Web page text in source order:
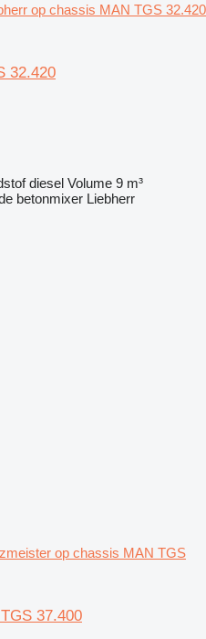
op chassis MAN TGS 32.420
32.420
diesel Volume 9 m³
betonmixer Liebherr
op chassis MAN TGS
37.400